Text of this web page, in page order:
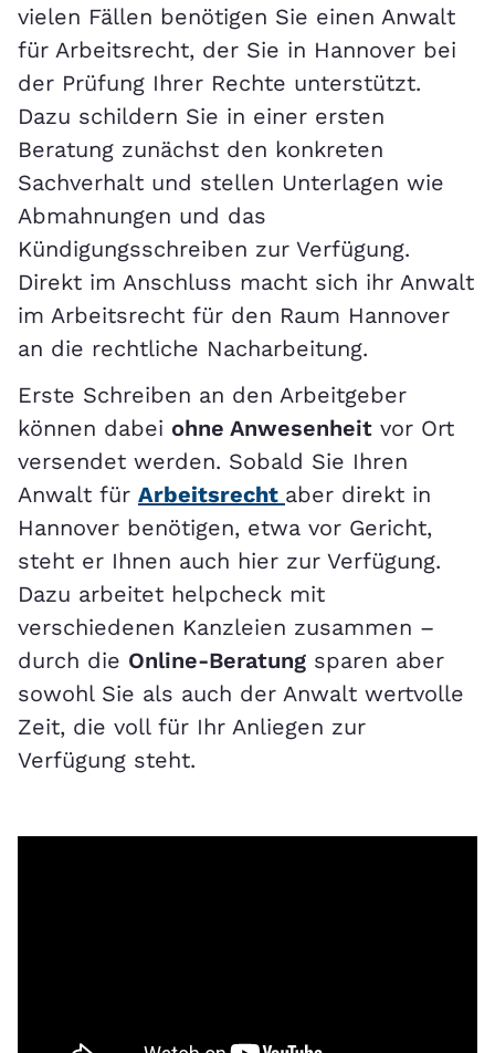
vielen Fällen benötigen Sie einen Anwalt
für Arbeitsrecht, der Sie in Hannover bei
der Prüfung Ihrer Rechte unterstützt.
Dazu schildern Sie in einer ersten
Beratung zunächst den konkreten
Sachverhalt und stellen Unterlagen wie
Abmahnungen und das
Kündigungsschreiben zur Verfügung.
Direkt im Anschluss macht sich ihr Anwalt
im Arbeitsrecht für den Raum Hannover
an die rechtliche Nacharbeitung.
Erste Schreiben an den Arbeitgeber
können dabei ohne Anwesenheit vor Ort
versendet werden. Sobald Sie Ihren
Anwalt für Arbeitsrecht aber direkt in
Hannover benötigen, etwa vor Gericht,
steht er Ihnen auch hier zur Verfügung.
Dazu arbeitet helpcheck mit
verschiedenen Kanzleien zusammen –
durch die Online-Beratung sparen aber
sowohl Sie als auch der Anwalt wertvolle
Zeit, die voll für Ihr Anliegen zur
Verfügung steht.